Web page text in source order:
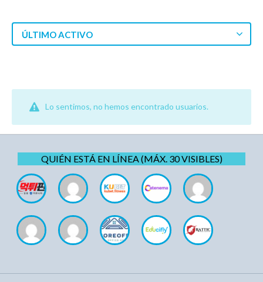
ÚLTIMO ACTIVO
Lo sentimos, no hemos encontrado usuarios.
QUIÉN ESTÁ EN LÍNEA (MÁX. 30 VISIBLES)